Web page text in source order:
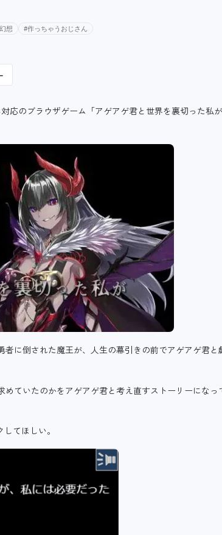
想 #作っちゃうおじさん
応のブラウザゲーム「アゲアゲ君と世界を裏切った私
者に倒された魔王が、人生の幕引きの前でアゲアゲ君と
ていたのかをアゲアゲ君と考え直すストーリーになっ
てほしい。